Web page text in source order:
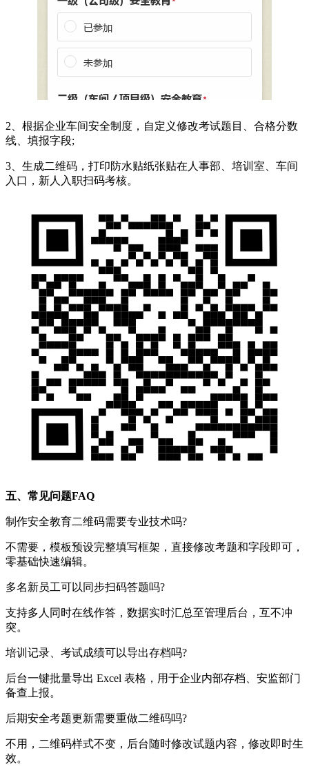
2、根据企业车间安全制度，自定义修改考试题目、合格分数
线、填报字段;
3、生成二维码，打印防水贴纸张贴在人事部、培训室、车间
入口，新人入职扫码考核。
五、常见问题FAQ
制作安全教育二维码需要专业技术吗?
不需要，模板预设完整填写框架，直接修改考题和字段即可，
零基础快速编辑。
多名新员工可以同步扫码答题吗?
支持多人同时在线作答，数据实时汇总至管理后台，互不冲
突。
培训记录、考试成绩可以导出存档吗?
后台一键批量导出 Excel 表格，用于企业内部存档、安监部门
备查上报。
后期安全考题更新需要重做二维码吗?
不用，二维码样式不变，后台随时修改试题内容，修改即时生
效。